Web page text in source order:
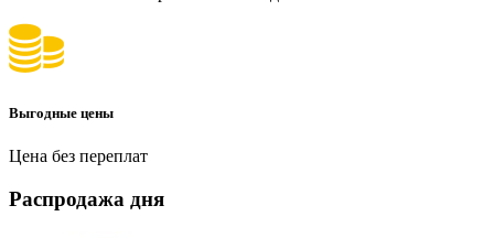
Выгодные цены
Цена без переплат
Распродажа дня